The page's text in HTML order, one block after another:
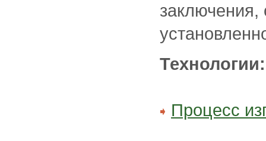
Технологии:
Процесс